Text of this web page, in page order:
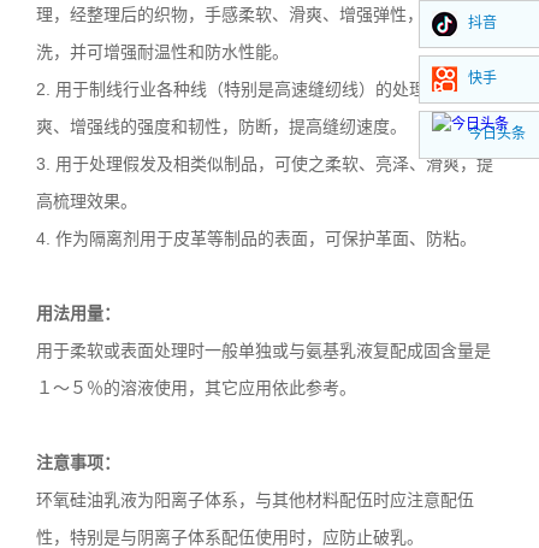
理，经整理后的织物，手感柔软、滑爽、增强弹性，耐磨、耐
洗，并可增强耐温性和防水性能。
2. 用于制线行业各种线（特别是高速缝纫线）的处理，使之滑
爽、增强线的强度和韧性，防断，提高缝纫速度。
3. 用于处理假发及相类似制品，可使之柔软、亮泽、滑爽，提
高梳理效果。
4. 作为隔离剂用于皮革等制品的表面，可保护革面、防粘。
用法用量：
用于柔软或表面处理时一般单独或与氨基乳液复配成固含量是
１～５％的溶液使用，其它应用依此参考。
注意事项：
环氧硅油乳液为阳离子体系，与其他材料配伍时应注意配伍
性，特别是与阴离子体系配伍使用时，应防止破乳。
抖音
快手
今日头条